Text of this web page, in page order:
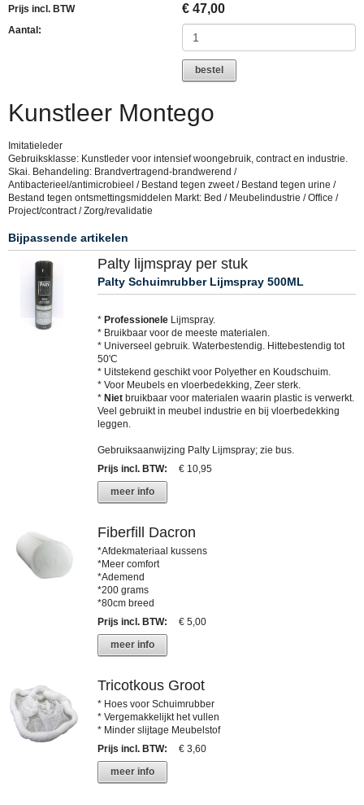
Prijs incl. BTW
€ 47,00
Aantal:
bestel
Kunstleer Montego
Imitatieleder
Gebruiksklasse: Kunstleder voor intensief woongebruik, contract en industrie.
Skai. Behandeling: Brandvertragend-brandwerend /
Antibacterieel/antimicrobieel / Bestand tegen zweet / Bestand tegen urine /
Bestand tegen ontsmettingsmiddelen Markt: Bed / Meubelindustrie / Office /
Project/contract / Zorg/revalidatie
Bijpassende artikelen
Palty lijmspray per stuk
Palty Schuimrubber Lijmspray 500ML
* Professionele Lijmspray.
* Bruikbaar voor de meeste materialen.
* Universeel gebruik. Waterbestendig. Hittebestendig tot
50'C
* Uitstekend geschikt voor Polyether en Koudschuim.
* Voor Meubels en vloerbedekking, Zeer sterk.
* Niet bruikbaar voor materialen waarin plastic is verwerkt.
Veel gebruikt in meubel industrie en bij vloerbedekking
leggen.
Gebruiksaanwijzing Palty Lijmspray; zie bus.
Prijs incl. BTW:
€ 10,95
meer info
Fiberfill Dacron
*Afdekmateriaal kussens
*Meer comfort
*Ademend
*200 grams
*80cm breed
Prijs incl. BTW:
€ 5,00
meer info
Tricotkous Groot
* Hoes voor Schuimrubber
* Vergemakkelijkt het vullen
* Minder slijtage Meubelstof
Prijs incl. BTW:
€ 3,60
meer info